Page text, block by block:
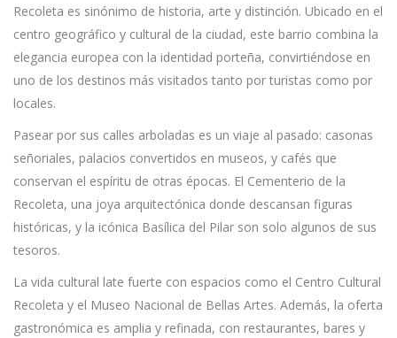
Recoleta es sinónimo de historia, arte y distinción. Ubicado en el
centro geográfico y cultural de la ciudad, este barrio combina la
elegancia europea con la identidad porteña, convirtiéndose en
uno de los destinos más visitados tanto por turistas como por
locales.
Pasear por sus calles arboladas es un viaje al pasado: casonas
señoriales, palacios convertidos en museos, y cafés que
conservan el espíritu de otras épocas. El Cementerio de la
Recoleta, una joya arquitectónica donde descansan figuras
históricas, y la icónica Basílica del Pilar son solo algunos de sus
tesoros.
La vida cultural late fuerte con espacios como el Centro Cultural
Recoleta y el Museo Nacional de Bellas Artes. Además, la oferta
gastronómica es amplia y refinada, con restaurantes, bares y